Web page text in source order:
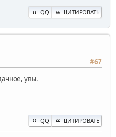
QQ ЦИТИРОВАТЬ
#67
увы.
QQ ЦИТИРОВАТЬ